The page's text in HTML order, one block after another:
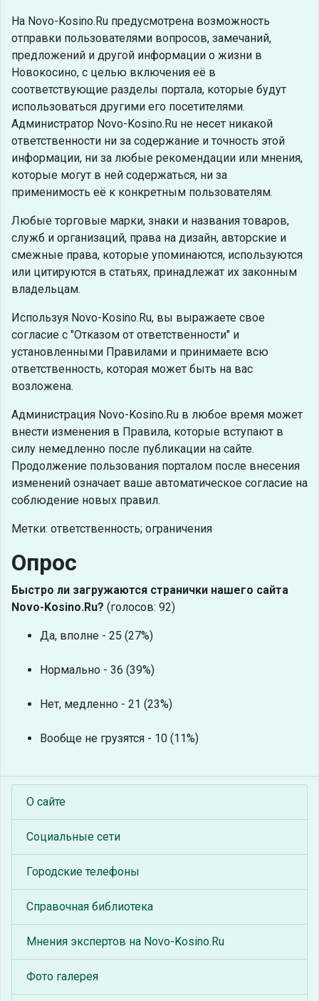
На Novo-Kosino.Ru предусмотрена возможность
отправки пользователями вопросов, замечаний,
предложений и другой информации о жизни в
Новокосино, с целью включения её в
соответствующие разделы портала, которые будут
использоваться другими его посетителями.
Администратор Novo-Kosino.Ru не несет никакой
ответственности ни за содержание и точность этой
информации, ни за любые рекомендации или мнения,
которые могут в ней содержаться, ни за
применимость её к конкретным пользователям.
Любые торговые марки, знаки и названия товаров,
служб и организаций, права на дизайн, авторские и
смежные права, которые упоминаются, используются
или цитируются в статьях, принадлежат их законным
владельцам.
Используя Novo-Kosino.Ru, вы выражаете свое
согласие с "Отказом от ответственности" и
установленными Правилами и принимаете всю
ответственность, которая может быть на вас
возложена.
Администрация Novo-Kosino.Ru в любое время может
внести изменения в Правила, которые вступают в
силу немедленно после публикации на сайте.
Продолжение пользования порталом после внесения
изменений означает ваше автоматическое согласие на
соблюдение новых правил.
Метки: ответственность; ограничения
Опрос
Быстро ли загружаются странички нашего сайта
Novo-Kosino.Ru? (голосов: 92)
Да, вполне - 25 (27%)
Нормально - 36 (39%)
Нет, медленно - 21 (23%)
Вообще не грузятся - 10 (11%)
О сайте
Социальные сети
Городские телефоны
Справочная библиотека
Мнения экспертов на Novo-Kosino.Ru
Фото галерея